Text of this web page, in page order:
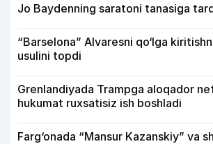
Jo Baydenning saratoni tanasiga
“Barselona” Alvaresni qo‘lga
usulini topdi
Grenlandiyada Trampga aloqador
hukumat ruxsatisiz ish boshladi
Farg‘onada “Mansur Kazanskiy” va